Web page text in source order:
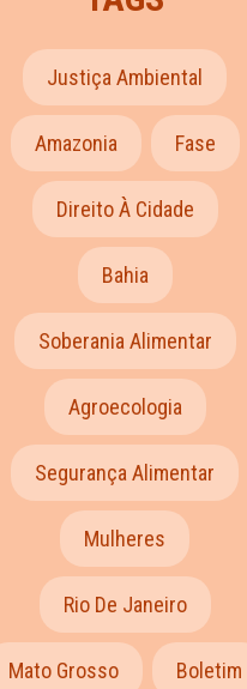
Justiça Ambiental
Amazonia Fase
Direito À Cidade
Bahia
Soberania Alimentar
Agroecologia
Segurança Alimentar
Mulheres
Rio De Janeiro
Mato Grosso Boletim